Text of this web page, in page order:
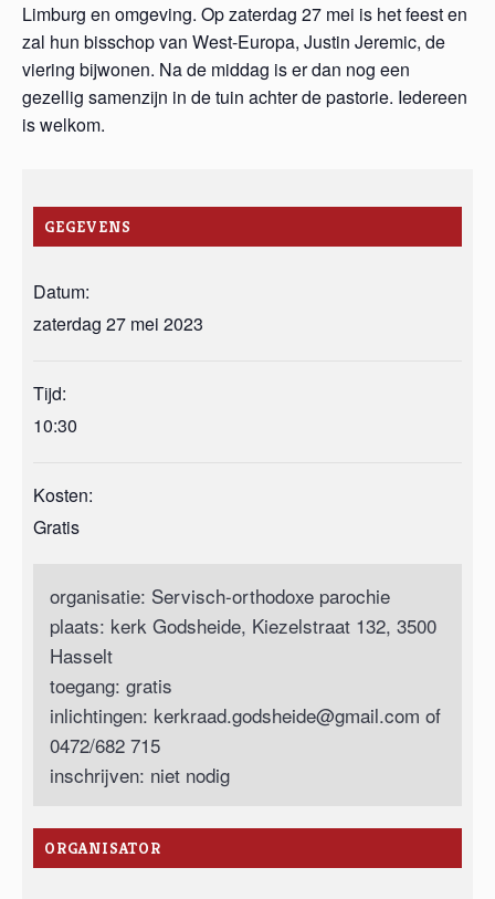
Limburg en omgeving. Op zaterdag 27 mei is het feest en
zal hun bisschop van West-Europa, Justin Jeremic, de
viering bijwonen. Na de middag is er dan nog een
gezellig samenzijn in de tuin achter de pastorie. Iedereen
is welkom.
GEGEVENS
Datum:
zaterdag 27 mei 2023
Tijd:
10:30
Kosten:
Gratis
organisatie: Servisch-orthodoxe parochie
plaats: kerk Godsheide, Kiezelstraat 132, 3500
Hasselt
toegang: gratis
inlichtingen: kerkraad.godsheide@gmail.com of
0472/682 715
inschrijven: niet nodig
ORGANISATOR